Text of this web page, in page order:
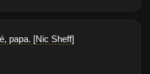
papa. [Nic Sheff]